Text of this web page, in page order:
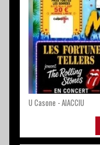
U Casone - AIACCIU
SOIRÉE VIVA ITALIA
LUNDI 10 AOÛT À 19:00